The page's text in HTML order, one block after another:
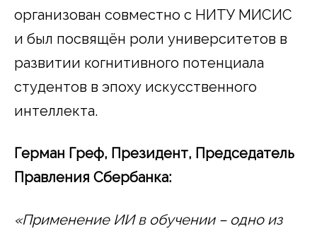
организован совместно с НИТУ МИСИС
и был посвящён роли университетов в
развитии когнитивного потенциала
студентов в эпоху искусственного
интеллекта.
Герман Греф, Президент, Председатель
Правления Сбербанка:
«Применение ИИ в обучении – одно из